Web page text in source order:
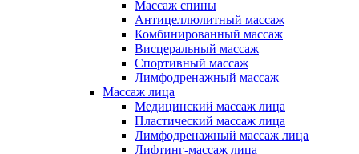
Массаж спины
Антицеллюлитный массаж
Комбинированный массаж
Висцеральный массаж
Спортивный массаж
Лимфодренажный массаж
Массаж лица
Медицинский массаж лица
Пластический массаж лица
Лимфодренажный массаж лица
Лифтинг-массаж лица